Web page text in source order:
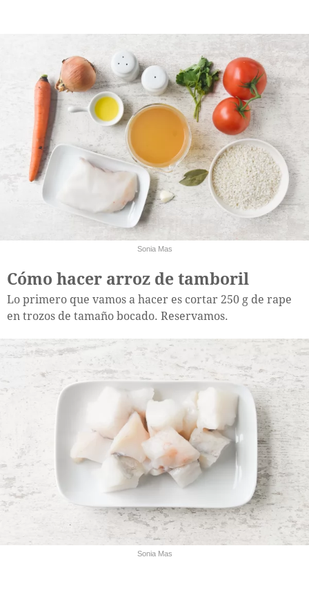
Sonia Mas
Cómo hacer arroz de tamboril
Lo primero que vamos a hacer es cortar 250 g de rape
en trozos de tamaño bocado. Reservamos.
Sonia Mas